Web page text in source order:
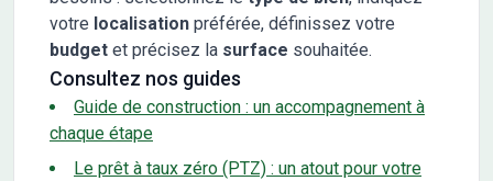
votre localisation préférée, définissez votre
budget et précisez la surface souhaitée.
Consultez nos guides
Guide de construction : un accompagnement à
chaque étape
Le prêt à taux zéro (PTZ) : un atout pour votre